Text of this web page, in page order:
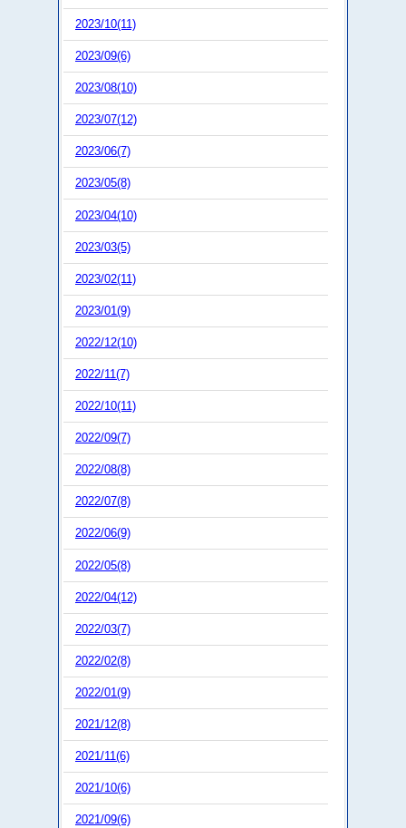
2023/10(11)
2023/09(6)
2023/08(10)
2023/07(12)
2023/06(7)
2023/05(8)
2023/04(10)
2023/03(5)
2023/02(11)
2023/01(9)
2022/12(10)
2022/11(7)
2022/10(11)
2022/09(7)
2022/08(8)
2022/07(8)
2022/06(9)
2022/05(8)
2022/04(12)
2022/03(7)
2022/02(8)
2022/01(9)
2021/12(8)
2021/11(6)
2021/10(6)
2021/09(6)